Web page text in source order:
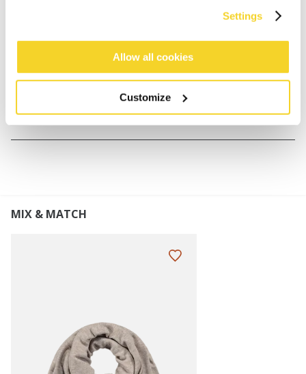
Settings
Allow all cookies
Customize
Breder frame, niet verstelbaar
Oorstukken zijn naar binnen te klappen, makkelijk
om mee te nemen
MATERIAAL EN DETAILS
MIX & MATCH